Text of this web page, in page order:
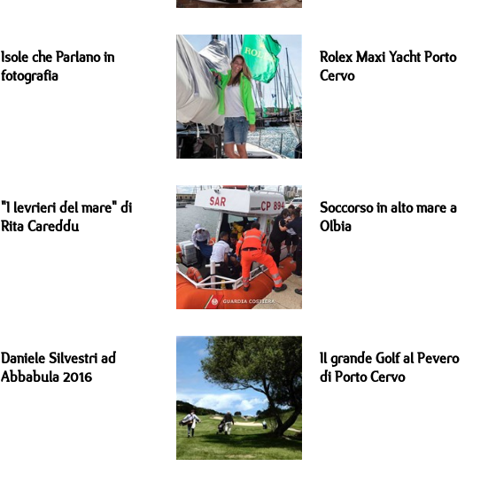
Isole che Parlano in
fotografia
Rolex Maxi Yacht Porto
Cervo
"I levrieri del mare" di
Rita Careddu
Soccorso in alto mare a
Olbia
Daniele Silvestri ad
Abbabula 2016
Il grande Golf al Pevero
di Porto Cervo